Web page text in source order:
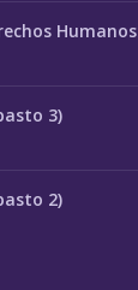
Humanos
3)
2)